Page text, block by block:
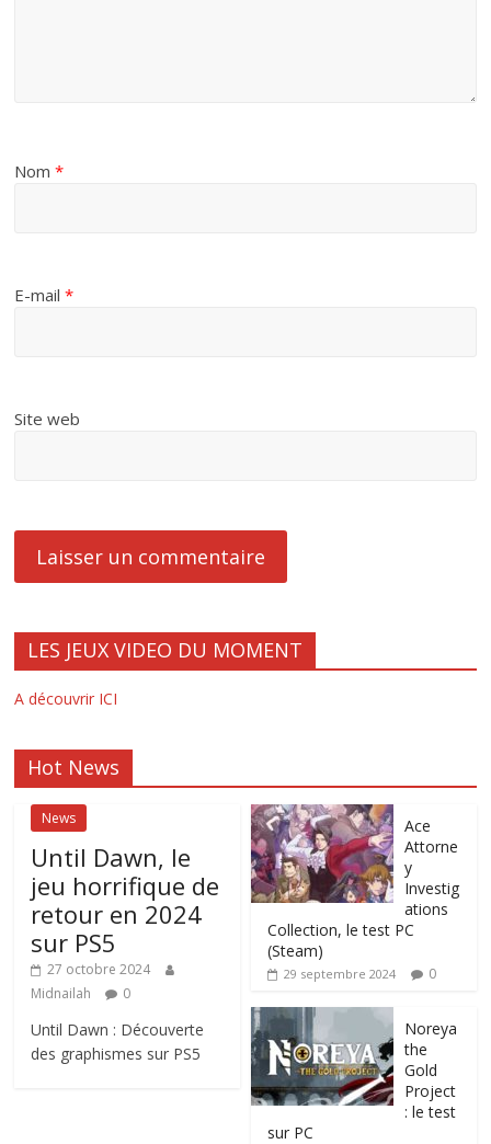
Nom*
E-mail*
Site web
LES JEUX VIDEO DU MOMENT
A découvrir ICI
Hot News
News
Until Dawn, le
jeu horrifique de
retour en 2024
sur PS5
27 octobre 2024
Midnailah
0
Until Dawn : Découverte
des graphismes sur PS5
Ace
Attorne
y
Investig
ations
Collection, le test PC
(Steam)
29 septembre 2024 0
Noreya
the
Gold
Project
: le test
sur PC